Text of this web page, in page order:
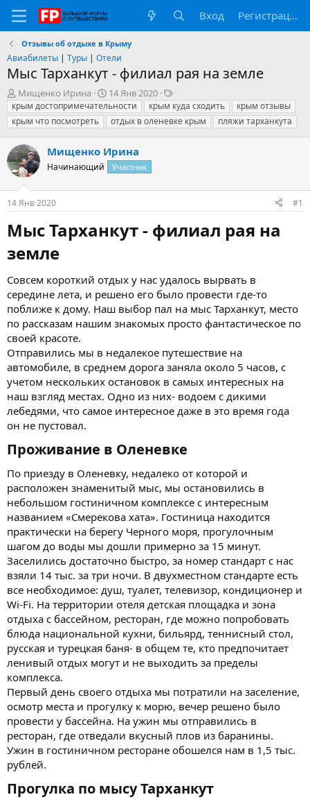
Вход Регистрация
Отзывы об отдыхе в Крыму
Авиабилеты | Туры | Отели
Мыс Тарханкут - филиал рая на земле
А
в
т
о
р
т
е
м
ы
Мищенко Ирина
Д
а
т
а
а
ч
л
14 Янв 2020
Т
е
г
и
крым достопримечательности крым куда сходить
крым отзывы
крым что посмотреть
отдых в оленевке крым пляжи тарханкута
Мищенко Ирина
Начинающий Участник
14 Янв 2020 #1
Мыс Тарханкут - филиал рая на
земле​
Совсем короткий отдых у нас удалось вырвать в
середине лета, и решено его было провести где-то
поближе к дому. Наш выбор пал на мыс Тарханкут, место
по рассказам нашим знакомых просто фантастическое по
своей красоте.
Отправились мы в недалекое путешествие на
автомобиле, в среднем дорога заняла около 5 часов, с
учетом нескольких остановок в самых интересных на
наш взгляд местах. Одно из них- водоем с дикими
лебедями, что самое интересное даже в это время года
он не пустовал.
Проживание в Оленевке​
По приезду в Оленевку, недалеко от которой и
расположен знаменитый мыс, мы остановились в
небольшом гостиничном комплексе с интересным
названием «Смерекова хата». Гостиница находится
практически на берегу Черного моря, прогулочным
шагом до воды мы дошли примерно за 15 минут.
Заселились достаточно быстро, за номер стандарт с нас
взяли 14 тыс. за три ночи. В двухместном стандарте есть
все необходимое: душ, туалет, телевизор, кондиционер и
Wi-Fi. На территории отеля детская площадка и зона
отдыха с бассейном, ресторан, где можно попробовать
блюда национальной кухни, бильярд, теннисный стол,
русская и турецкая баня- в общем те, кто предпочитает
ленивый отдых могут и не выходить за пределы
комплекса.
Первый день своего отдыха мы потратили на заселение,
осмотр места и прогулку к морю, вечер решено было
провести у бассейна. На ужин мы отправились в
ресторан, где отведали вкусный плов из баранины.
Ужин в гостиничном ресторане обошелся нам в 1,5 тыс.
рублей.
Прогулка по мысу Тарханкут​